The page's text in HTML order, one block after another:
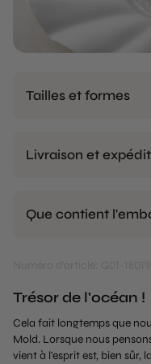
Tailles et formes
Livraison et
Que contient
Trésor de l'océan !
Cela fait longtemps que
Mold. Lorsque nous
vient à l'esprit est, bien sûr,